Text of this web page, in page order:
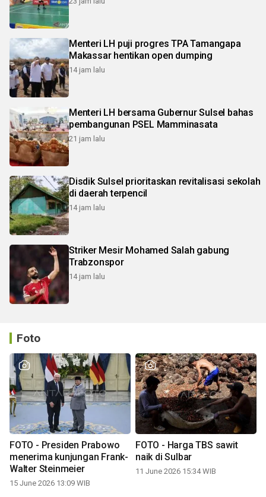
Menteri LH puji progres TPA Tamangapa
Makassar hentikan open dumping
14 jam lalu
Menteri LH bersama Gubernur Sulsel bahas
pembangunan PSEL Mamminasata
21 jam lalu
Disdik Sulsel prioritaskan revitalisasi sekolah
di daerah terpencil
14 jam lalu
Striker Mesir Mohamed Salah gabung
Trabzonspor
14 jam lalu
Foto
FOTO - Presiden Prabowo
menerima kunjungan Frank-
Walter Steinmeier
15 June 2026 13:09 WIB
FOTO - Harga TBS sawit
naik di Sulbar
11 June 2026 15:34 WIB